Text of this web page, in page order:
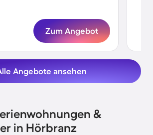
Zum Angebot
Angebote ansehen
&
in Hörbranz